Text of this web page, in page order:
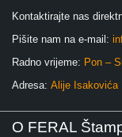
Kontaktirajte nas
Pišite nam na e-mail:
Radno vrijeme: Pon –
Adresa: Alije Isakovića
O FERAL